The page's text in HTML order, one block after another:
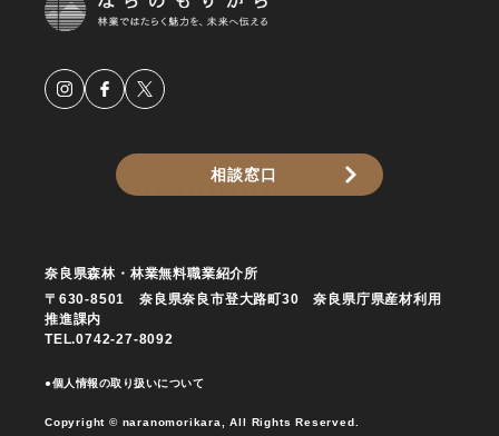
相談窓口
奈良県森林・林業無料職業紹介所
〒630-8501 奈良県奈良市登大路町30 奈良県庁県産材利用
推進課内
TEL.0742-27-8092
●個人情報の取り扱いについて
Copyright © naranomorikara, All Rights Reserved.